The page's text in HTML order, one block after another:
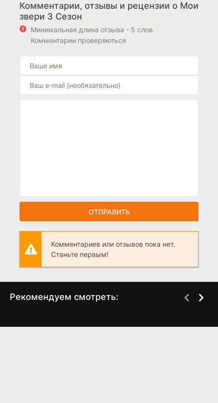
Комментарии, отзывы и рецензии о Мои
звери 3 Сезон
Минимальная длина отзыва - 5 слов.
Комментарии проверяються
ОТПРАВИТЬ
Комментариев или отзывов пока нет.
Станьте первым!
Рекомендуем смотреть: